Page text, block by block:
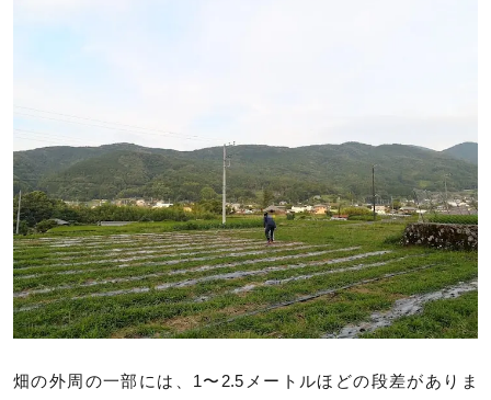
畑の外周の一部には、1〜2.5メートルほどの段差がありま